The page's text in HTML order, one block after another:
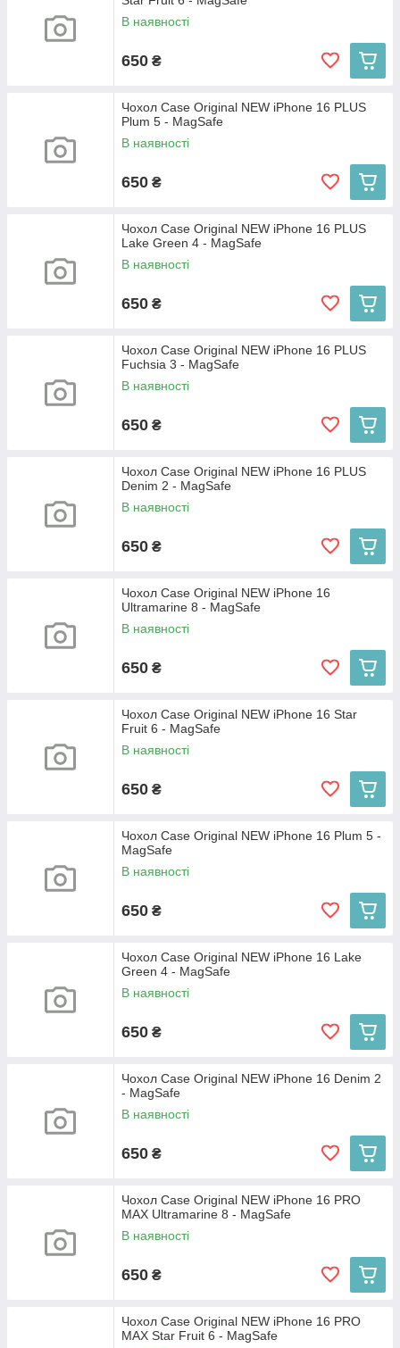
В наявності
650 ₴
Чохол Case Original NEW iPhone 16 PLUS
Plum 5 - MagSafe
В наявності
650 ₴
Чохол Case Original NEW iPhone 16 PLUS
Lake Green 4 - MagSafe
В наявності
650 ₴
Чохол Case Original NEW iPhone 16 PLUS
Fuchsia 3 - MagSafe
В наявності
650 ₴
Чохол Case Original NEW iPhone 16 PLUS
Denim 2 - MagSafe
В наявності
650 ₴
Чохол Case Original NEW iPhone 16
Ultramarine 8 - MagSafe
В наявності
650 ₴
Чохол Case Original NEW iPhone 16 Star
Fruit 6 - MagSafe
В наявності
650 ₴
Чохол Case Original NEW iPhone 16 Plum 5 -
MagSafe
В наявності
650 ₴
Чохол Case Original NEW iPhone 16 Lake
Green 4 - MagSafe
В наявності
650 ₴
Чохол Case Original NEW iPhone 16 Denim 2
- MagSafe
В наявності
650 ₴
Чохол Case Original NEW iPhone 16 PRO
MAX Ultramarine 8 - MagSafe
В наявності
650 ₴
Чохол Case Original NEW iPhone 16 PRO
MAX Star Fruit 6 - MagSafe